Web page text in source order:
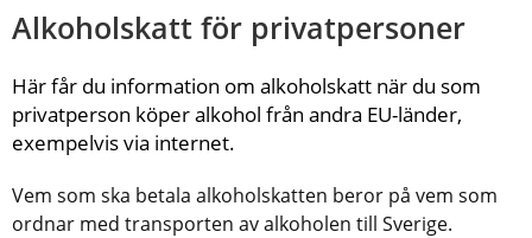
Alkoholskatt för privatpersoner
Här får du information om alkoholskatt när du som
privatperson köper alkohol från andra EU-länder,
exempelvis via internet.
Vem som ska betala alkoholskatten beror på vem som
ordnar med transporten av alkoholen till Sverige.